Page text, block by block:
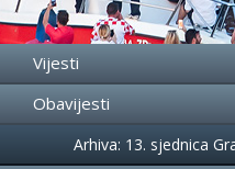
Vijesti
Obavijesti
Događanja
Arhiva: 13. sjednica